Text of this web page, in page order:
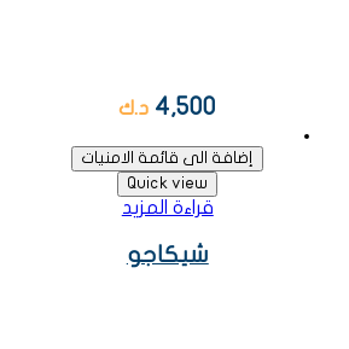
4,500 د.ك
إضافة الى قائمة الامنيات
Quick view
قراءة المزيد
شيكاجو